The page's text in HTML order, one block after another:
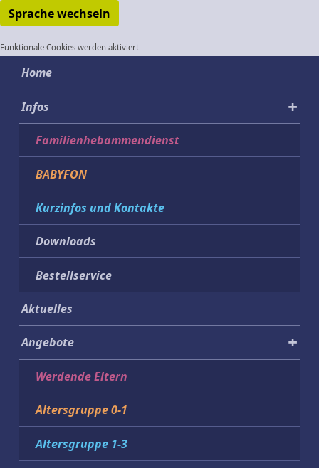
Sprache wechseln
Funktionale Cookies werden aktiviert
Home
Infos
Familienhebammendienst
BABYFON
Kurzinfos und Kontakte
Downloads
Bestellservice
Aktuelles
Angebote
Werdende Eltern
Altersgruppe 0-1
Altersgruppe 1-3